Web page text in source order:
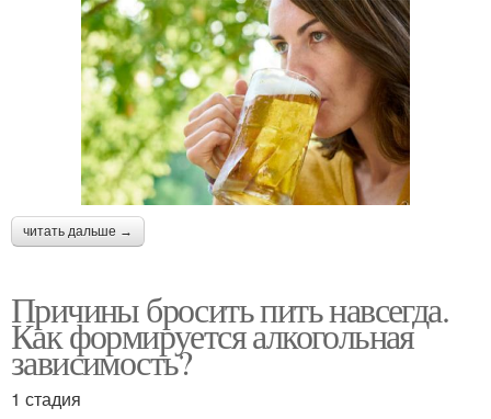
читать дальше →
Причины бросить пить навсегда.
Как формируется алкогольная
зависимость?
1 стадия